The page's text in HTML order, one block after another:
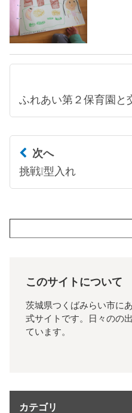
ふれあい第２保育園と
次へ
挑戦❕型入れ
このサイトについて
茨城県つくばみらい市に
式サイトです。日々のの
ています。
カテゴリ